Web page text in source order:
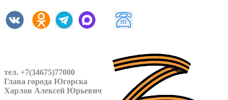
тел. +7(34675)77000
Глава города Югорска
Харлов Алексей Юрьевич